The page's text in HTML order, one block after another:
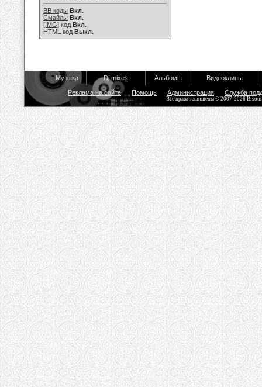
BB коды Вкл.
Смайлы Вкл.
[IMG] код Вкл.
HTML код Выкл.
Музыка Dj mixes Альбомы Видеоклипы
Реклама на сайте Помощь Администрация Служба
Все права защищены © 2007-2026